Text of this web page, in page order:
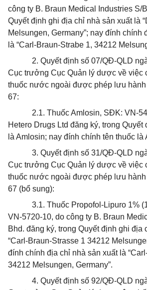
công ty B. Braun Medical Industries S/
Quyết định ghi địa chỉ nhà sản xuất là
Melsungen, Germany”; nay đính chính
là “Carl-Braun-Strabe 1, 34212
2. Quyết định số 07/QĐ-QLD
Cục trưởng Cục Quản lý dược về việc
thuốc nước ngoài được phép lưu
67:
2.1. Thuốc Amlosin, SĐK: VN-
Hetero Drugs Ltd đăng ký, trong Quyết
là Amlosin; nay đính chính tên thuốc là
3. Quyết định số 31/QĐ-QLD
Cục trưởng Cục Quản lý dược về việc
thuốc nước ngoài được phép lưu
67 (bổ sung):
3.1. Thuốc Propofol-Lipuro 1%
VN-5720-10, do công ty B. Braun
Bhd. đăng ký, trong Quyết định ghi địa
“Carl-Braun-Strasse 1 34212
đính chính địa chỉ nhà sản xuất là
34212 Melsungen, Germany”.
4. Quyết định số 92/QĐ-QLD